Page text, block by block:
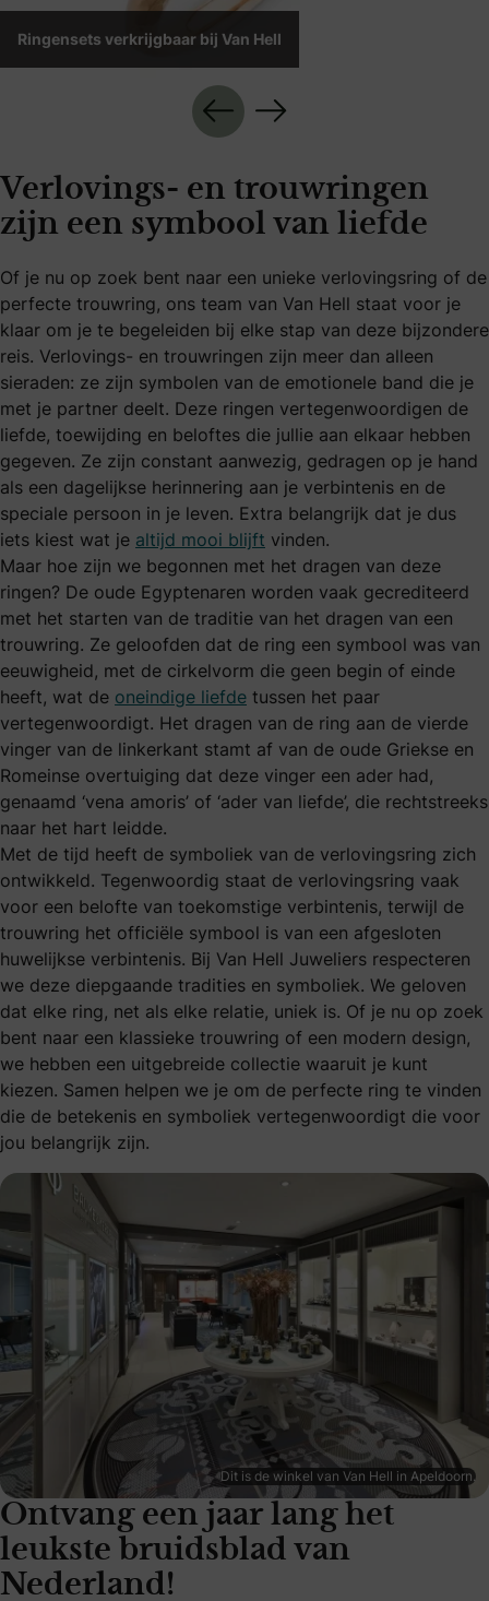
Ringensets verkrijgbaar bij Van Hell
Verlovings- en trouwringen
zijn een symbool van liefde
Of je nu op zoek bent naar een unieke verlovingsring of de
perfecte trouwring, ons team van Van Hell staat voor je
klaar om je te begeleiden bij elke stap van deze bijzondere
reis. Verlovings- en trouwringen zijn meer dan alleen
sieraden: ze zijn symbolen van de emotionele band die je
met je partner deelt. Deze ringen vertegenwoordigen de
liefde, toewijding en beloftes die jullie aan elkaar hebben
gegeven. Ze zijn constant aanwezig, gedragen op je hand
als een dagelijkse herinnering aan je verbintenis en de
speciale persoon in je leven. Extra belangrijk dat je dus
iets kiest wat je altijd mooi blijft vinden.
Maar hoe zijn we begonnen met het dragen van deze
ringen? De oude Egyptenaren worden vaak gecrediteerd
met het starten van de traditie van het dragen van een
trouwring. Ze geloofden dat de ring een symbool was van
eeuwigheid, met de cirkelvorm die geen begin of einde
heeft, wat de oneindige liefde tussen het paar
vertegenwoordigt. Het dragen van de ring aan de vierde
vinger van de linkerkant stamt af van de oude Griekse en
Romeinse overtuiging dat deze vinger een ader had,
genaamd ‘vena amoris’ of ‘ader van liefde’, die rechtstreeks
naar het hart leidde.
Met de tijd heeft de symboliek van de verlovingsring zich
ontwikkeld. Tegenwoordig staat de verlovingsring vaak
voor een belofte van toekomstige verbintenis, terwijl de
trouwring het officiële symbool is van een afgesloten
huwelijkse verbintenis. Bij Van Hell Juweliers respecteren
we deze diepgaande tradities en symboliek. We geloven
dat elke ring, net als elke relatie, uniek is. Of je nu op zoek
bent naar een klassieke trouwring of een modern design,
we hebben een uitgebreide collectie waaruit je kunt
kiezen. Samen helpen we je om de perfecte ring te vinden
die de betekenis en symboliek vertegenwoordigt die voor
jou belangrijk zijn.
Dit is de winkel van Van Hell in Apeldoorn.
Ontvang een jaar lang het
leukste bruidsblad van
Nederland!